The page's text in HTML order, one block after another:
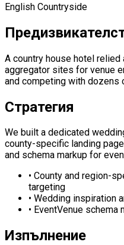
English Countryside
A country house hotel
aggregator sites for venue
and competing with dozens
Стратегия
We built a dedicated
county-specific landing
and schema markup for
• County and region-
targeting
• Wedding inspiration
• EventVenue
Изпълнение